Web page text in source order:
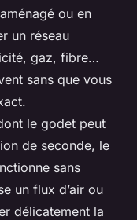
ou en
un réseau
gaz, fibre…
sans que vous
le godet peut
de seconde, le
sans
un flux d’air ou
délicatement la